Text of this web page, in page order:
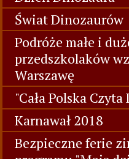
Świat Dinozaurów
Podróże małe i
przedszkolaków
Warszawę
"Cała Polska
Karnawał 2018
Bezpieczne ferie